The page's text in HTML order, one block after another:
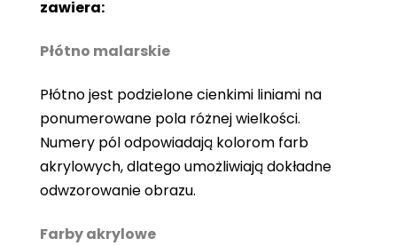
zawiera:
Płótno malarskie
Płótno jest podzielone cienkimi liniami na
ponumerowane pola różnej wielkości.
Numery pól odpowiadają kolorom farb
akrylowych, dlatego umożliwiają dokładne
odwzorowanie obrazu.
Farby akrylowe